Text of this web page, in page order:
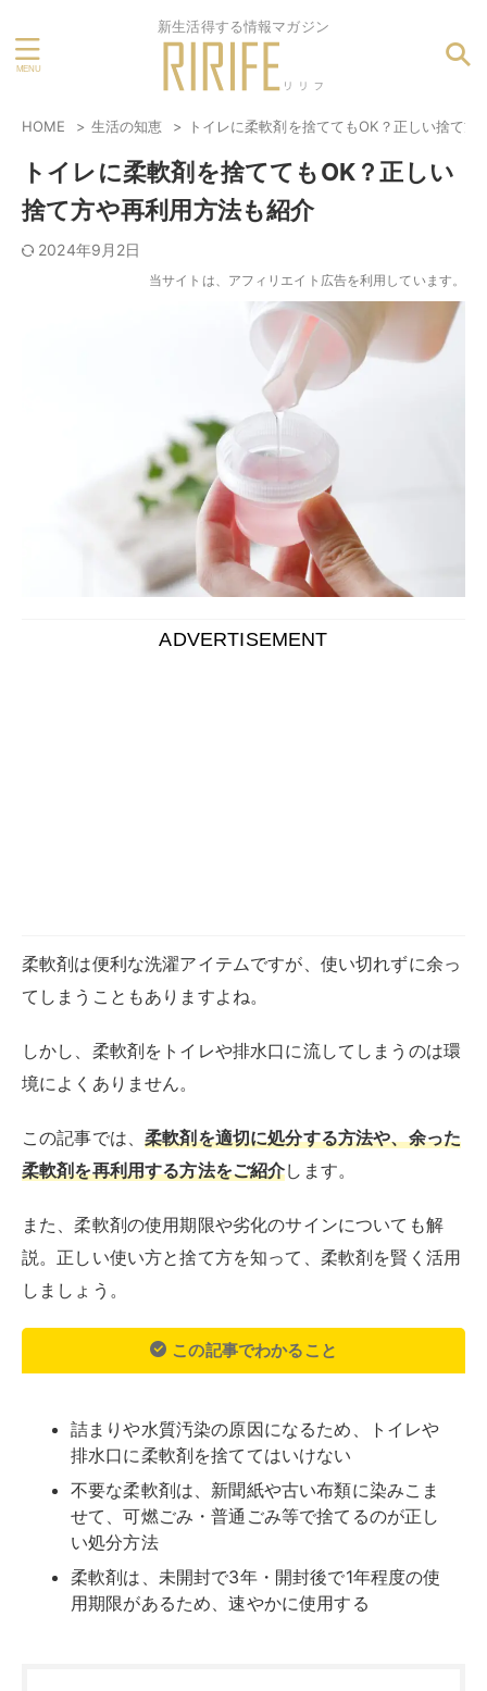
新生活得する情報マガジン
HOME 生活の知恵 トイレに柔軟剤を捨ててもOK？正しい捨て方
トイレに柔軟剤を捨ててもOK？正しい
捨て方や再利用方法も紹介
2024年9月2日
当サイトは、アフィリエイト広告を利用しています。
ADVERTISEMENT
柔軟剤は便利な洗濯アイテムですが、使い切れずに余っ
てしまうこともありますよね。
しかし、柔軟剤をトイレや排水口に流してしまうのは環
境によくありません。
この記事では、柔軟剤を適切に処分する方法や、余った
柔軟剤を再利用する方法をご紹介します。
また、柔軟剤の使用期限や劣化のサインについても解
説。正しい使い方と捨て方を知って、柔軟剤を賢く活用
しましょう。
この記事でわかること
詰まりや水質汚染の原因になるため、トイレや
排水口に柔軟剤を捨ててはいけない
不要な柔軟剤は、新聞紙や古い布類に染みこま
せて、可燃ごみ・普通ごみ等で捨てるのが正し
い処分方法
柔軟剤は、未開封で3年・開封後で1年程度の使
用期限があるため、速やかに使用する